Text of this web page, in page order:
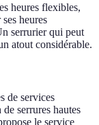
heures flexibles,
heures
serrurier qui peut
atout considérable.
de services
serrures hautes
le service